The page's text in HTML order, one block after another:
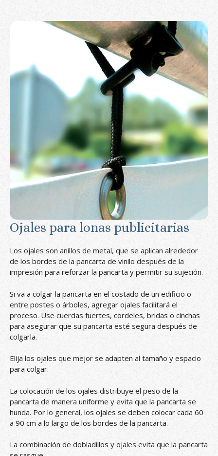
Ojales para lonas publicitarias
Los ojales son anillos de metal, que se aplican alrededor
de los bordes de la pancarta de vinilo después de la
impresión para reforzar la pancarta y permitir su sujeción.
Si va a colgar la pancarta en el costado de un edificio o
entre postes o árboles, agregar ojales facilitará el
proceso. Use cuerdas fuertes, cordeles, bridas o cinchas
para asegurar que su pancarta esté segura después de
colgarla.
Elija los ojales que mejor se adapten al tamaño y espacio
para colgar.
La colocación de los ojales distribuye el peso de la
pancarta de manera uniforme y evita que la pancarta se
hunda. Por lo general, los ojales se deben colocar cada 60
a 90 cm a lo largo de los bordes de la pancarta.
La combinación de dobladillos y ojales evita que la pancarta